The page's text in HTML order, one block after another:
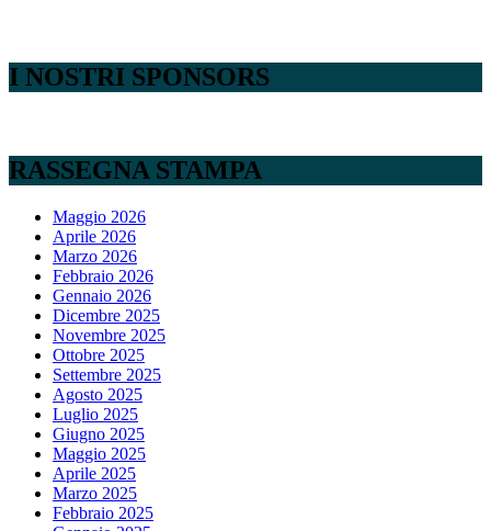
I NOSTRI SPONSORS
RASSEGNA STAMPA
Maggio 2026
Aprile 2026
Marzo 2026
Febbraio 2026
Gennaio 2026
Dicembre 2025
Novembre 2025
Ottobre 2025
Settembre 2025
Agosto 2025
Luglio 2025
Giugno 2025
Maggio 2025
Aprile 2025
Marzo 2025
Febbraio 2025